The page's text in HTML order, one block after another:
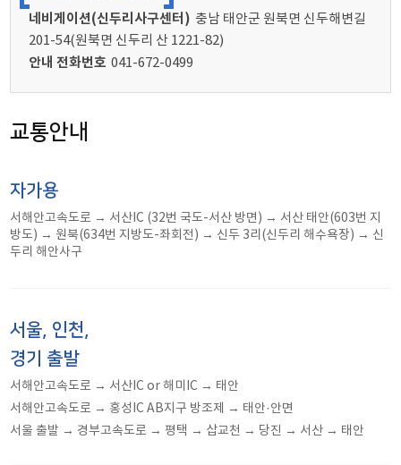
네비게이션(신두리사구센터) 충남 태안군 원북면 신두해변길
201-54(원북면 신두리 산 1221-82)
안내 전화번호 041-672-0499
교통안내
자가용
서해안고속도로 → 서산IC (32번 국도-서산 방면) → 서산 태안(603번 지
방도) → 원북(634번 지방도-좌회전) → 신두 3리(신두리 해수욕장) → 신
두리 해안사구
서울, 인천,
경기 출발
서해안고속도로 → 서산IC or 해미IC → 태안
서해안고속도로 → 홍성IC AB지구 방조제 → 태안·안면
서울 출발 → 경부고속도로 → 평택 → 삽교천 → 당진 → 서산 → 태안